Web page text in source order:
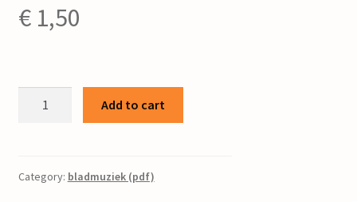
€1,50
vader
Add to cart
Category: bladmuziek (pdf)